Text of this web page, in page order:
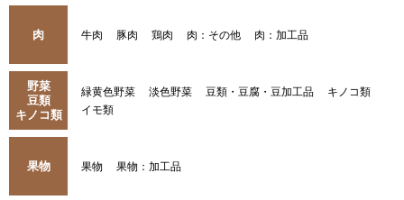
肉 牛肉 豚肉 鶏肉 肉：その他 肉：加工品
野菜
豆類
キノコ類
緑黄色野菜 淡色野菜 豆類・豆腐・豆加工品
キノコ類
イモ類
果物 果物 果物：加工品